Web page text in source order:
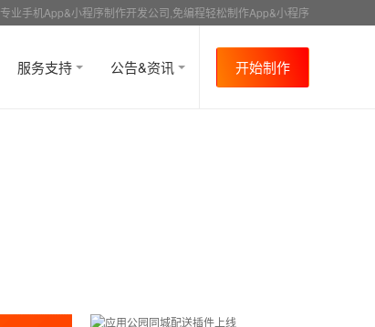
专业手机App&小程序制作开发公司,免编程轻松制作App&小程序
服务支持 公告&资讯 开始制作